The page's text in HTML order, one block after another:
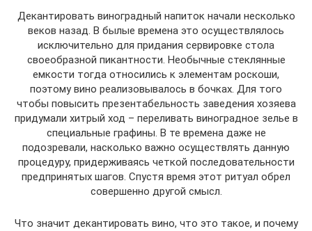
Декантировать виноградный напиток начали несколько
веков назад. В былые времена это осуществлялось
исключительно для придания сервировке стола
своеобразной пикантности. Необычные стеклянные
емкости тогда относились к элементам роскоши,
поэтому вино реализовывалось в бочках. Для того
чтобы повысить презентабельность заведения хозяева
придумали хитрый ход – переливать виноградное зелье в
специальные графины. В те времена даже не
подозревали, насколько важно осуществлять данную
процедуру, придерживаясь четкой последовательности
предпринятых шагов. Спустя время этот ритуал обрел
совершенно другой смысл.
Что значит декантировать вино, что это такое, и почему